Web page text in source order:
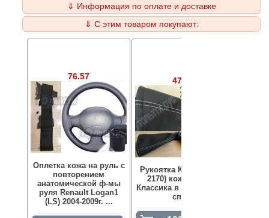
⇓ Информация по оплате и доставке
⇓ С этим товаром покупают:
76.57
Оплетка кожа на руль с
повторением
анатомической ф-мы
руля Renault Logan1
(LS) 2004-2009г. ...
47.54
Рукоятка КПП (на базе
2170) кожа для а/м
Классика в стиле гранта
спорт